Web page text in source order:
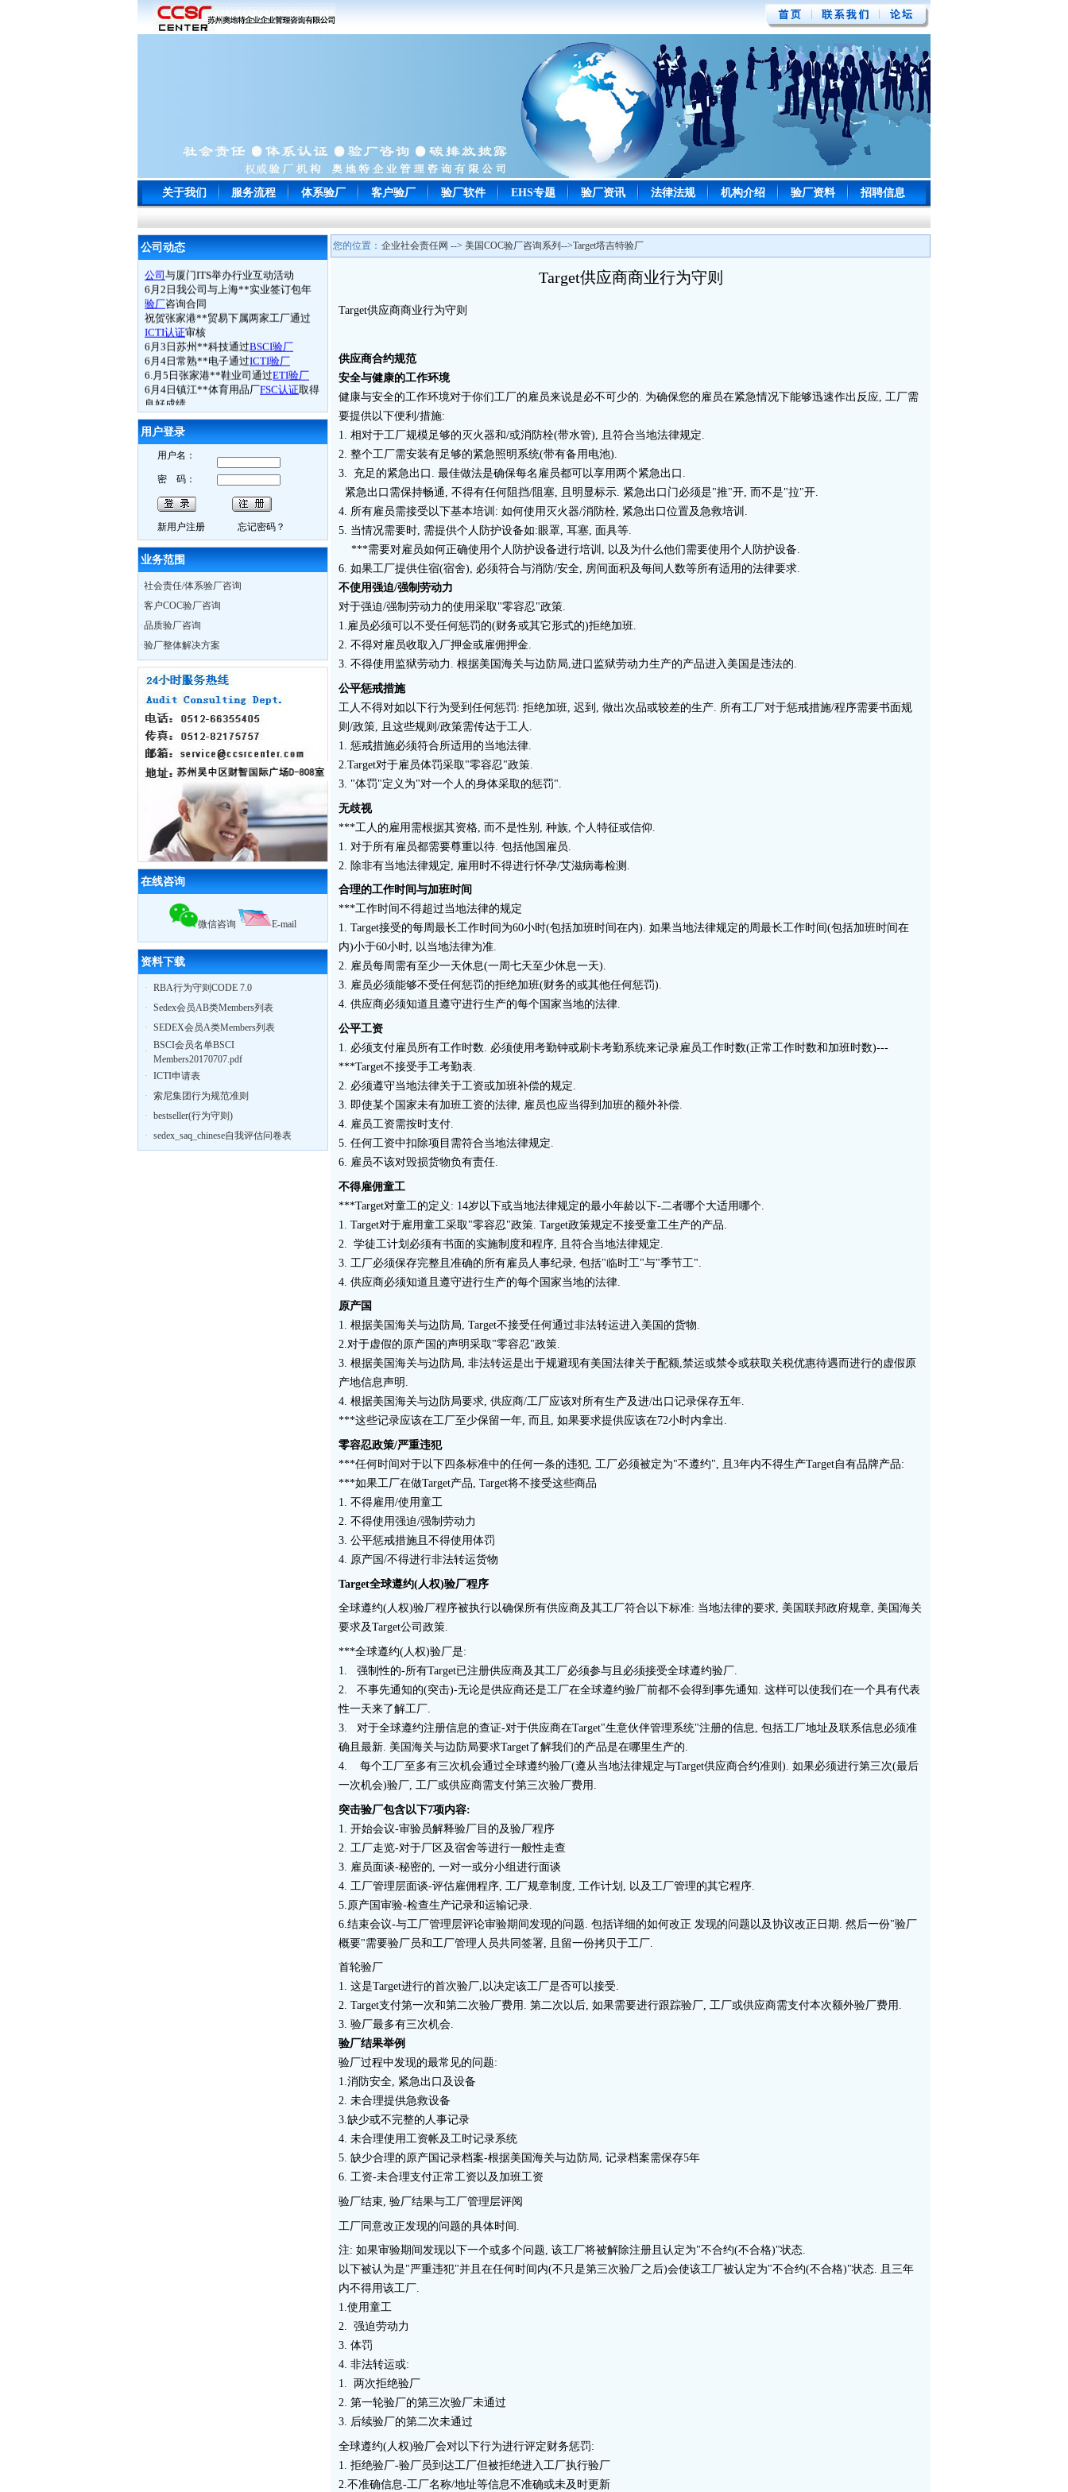
关于我们 服务流程 体系验厂 客户验厂 验厂软件 EHS专题 验厂资讯 法律法规 机构介绍 验厂资料 招聘信息
公司动态
宁波**电子以零问题的成绩一次性通
认证审核并向我司来电致谢
Target验厂
上海**贸易旗下多家LIDL工厂通过
BSCI认证
我公司南京SA8000研讨会胜利闭幕
5月20日苏州奥地特企业管理咨询有限
公司与厦门ITS举办行业互动活动
6月2日我公司与上海**实业签订包年
验厂 咨询合同
祝贺张家港**贸易下属两家工厂通过
ICTI认证审核
6月3日苏州**科技通过
6月4日常熟**电子通过ICTI验厂
6.月5日张家港**鞋业司通过ETI验厂
6月4日镇江**体育用品厂FSC认证取得
良好成绩
6月10日我公司
6月11日苏州**贸易接受我公司BSCI认
知培训
6月13日如皋**数码Best Buy验厂取得
历年来最好成绩
6月13日海门**时装C-TPAT验厂过关
6月13日南通**服饰BSCI验厂合格
6月13日如东**时装ICTI认证
6月14日通州市**袜业取得 WRAP认证
证书
热烈祝贺我公司员工Charly月15日获得
ISO外审员资格证书
6月29日我公司CSR研讨会在无锡召开
10月28日苏州XX服饰在我公司辅导下
通过 BSCI认证
优服装工厂
10月29日苏州奥地特企业管理咨询有
限公司，召开公司大会公布上半年业
绩，累计辅导企业322家，一次性通过
率95%
12月18日，苏州奥地特企业对厦门27
家外贸公司开展BSCI认知培训公开课
扬州zy玩具ICTI认证取得优异成绩
2010我公司业绩大幅增长,全年累计辅
导工厂达903家！
2011年3月，帮助83家工厂通过验厂
ICTI认证5家）
2011年4月，帮助75家工厂通过
验厂
（其中EICC认证 3家,ICTI认证2家）
2011年5月，帮助79家工厂通过验厂
（其中,ICTI认证 2家,SA8000认证2家）
用户登录
用户名：
密 码：
新用户注册 忘记密码？
业务范围
·社会责任/体系验厂咨询
·客户COC验厂咨询
·品质验厂咨询
·验厂整体解决方案
在线咨询
微信咨询 E-mail
资料下载
· RBA行为守则CODE 7.0
· Sedex会员AB类Members列表
· SEDEX会员A类Members列表
·
BSCI会员名单BSCI
Members20170707.pdf
· ICTI申请表
· 索尼集团行为规范准则
· bestseller(行为守则)
· sedex_saq_chinese自我评估问卷表
您的位置： 企业社会责任网 --> 美国COC验厂咨询系列-->Target塔吉特验厂
Target供应商商业行为守则
Target供应商商业行为守则
供应商合约规范
安全与健康的工作环境
健康与安全的工作环境对于你们工厂的雇员来说是必不可少的. 为确保您的雇员在紧急情况下能够迅速作出反应, 工厂需
要提供以下便利/措施:
1. 相对于工厂规模足够的灭火器和/或消防栓(带水管), 且符合当地法律规定.
2. 整个工厂需安装有足够的紧急照明系统(带有备用电池).
3. 充足的紧急出口. 最佳做法是确保每名雇员都可以享用两个紧急出口.
紧急出口需保持畅通, 不得有任何阻挡/阻塞, 且明显标示. 紧急出口门必须是"推"开, 而不是"拉"开.
4. 所有雇员需接受以下基本培训: 如何使用灭火器/消防栓, 紧急出口位置及急救培训.
5. 当情况需要时, 需提供个人防护设备如:眼罩, 耳塞, 面具等.
***需要对雇员如何正确使用个人防护设备进行培训, 以及为什么他们需要使用个人防护设备.
6. 如果工厂提供住宿(宿舍), 必须符合与消防/安全, 房间面积及每间人数等所有适用的法律要求.
不使用强迫/强制劳动力
对于强迫/强制劳动力的使用采取"零容忍"政策.
1.雇员必须可以不受任何惩罚的(财务或其它形式的)拒绝加班.
2. 不得对雇员收取入厂押金或雇佣押金.
3. 不得使用监狱劳动力. 根据美国海关与边防局,进口监狱劳动力生产的产品进入美国是违法的.
公平惩戒措施
工人不得对如以下行为受到任何惩罚: 拒绝加班, 迟到, 做出次品或较差的生产. 所有工厂对于惩戒措施/程序需要书面规
则/政策, 且这些规则/政策需传达于工人.
1. 惩戒措施必须符合所适用的当地法律.
2.Target对于雇员体罚采取"零容忍"政策.
3. "体罚"定义为"对一个人的身体采取的惩罚".
无歧视
***工人的雇用需根据其资格, 而不是性别, 种族, 个人特征或信仰.
1. 对于所有雇员都需要尊重以待. 包括他国雇员.
2. 除非有当地法律规定, 雇用时不得进行怀孕/艾滋病毒检测.
合理的工作时间与加班时间
***工作时间不得超过当地法律的规定
1. Target接受的每周最长工作时间为60小时(包括加班时间在内). 如果当地法律规定的周最长工作时间(包括加班时间在
内)小于60小时, 以当地法律为准.
2. 雇员每周需有至少一天休息(一周七天至少休息一天).
3. 雇员必须能够不受任何惩罚的拒绝加班(财务的或其他任何惩罚).
4. 供应商必须知道且遵守进行生产的每个国家当地的法律.
公平工资
1. 必须支付雇员所有工作时数. 必须使用考勤钟或刷卡考勤系统来记录雇员工作时数(正常工作时数和加班时数)---
***Target不接受手工考勤表.
2. 必须遵守当地法律关于工资或加班补偿的规定.
3. 即使某个国家未有加班工资的法律, 雇员也应当得到加班的额外补偿.
4. 雇员工资需按时支付.
5. 任何工资中扣除项目需符合当地法律规定.
6. 雇员不该对毁损货物负有责任.
不得雇佣童工
***Target对童工的定义: 14岁以下或当地法律规定的最小年龄以下-二者哪个大适用哪个.
1. Target对于雇用童工采取"零容忍"政策. Target政策规定不接受童工生产的产品.
2. 学徒工计划必须有书面的实施制度和程序, 且符合当地法律规定.
3. 工厂必须保存完整且准确的所有雇员人事纪录, 包括"临时工"与"季节工".
4. 供应商必须知道且遵守进行生产的每个国家当地的法律.
原产国
1. 根据美国海关与边防局, Target不接受任何通过非法转运进入美国的货物.
2.对于虚假的原产国的声明采取"零容忍"政策.
3. 根据美国海关与边防局, 非法转运是出于规避现有美国法律关于配额,禁运或禁令或获取关税优惠待遇而进行的虚假原
产地信息声明.
4. 根据美国海关与边防局要求, 供应商/工厂应该对所有生产及进/出口记录保存五年.
***这些记录应该在工厂至少保留一年, 而且, 如果要求提供应该在72小时内拿出.
零容忍政策/严重违犯
***任何时间对于以下四条标准中的任何一条的违犯, 工厂必须被定为"不遵约", 且3年内不得生产Target自有品牌产品:
***如果工厂在做Target产品, Target将不接受这些商品
1. 不得雇用/使用童工
2. 不得使用强迫/强制劳动力
3. 公平惩戒措施且不得使用体罚
4. 原产国/不得进行非法转运货物
Target全球遵约(人权)验厂程序
全球遵约(人权)验厂程序被执行以确保所有供应商及其工厂符合以下标准: 当地法律的要求, 美国联邦政府规章, 美国海关
要求及Target公司政策.
***全球遵约(人权)验厂是:
1. 强制性的-所有Target已注册供应商及其工厂必须参与且必须接受全球遵约验厂.
2. 不事先通知的(突击)-无论是供应商还是工厂在全球遵约验厂前都不会得到事先通知. 这样可以使我们在一个具有代表
性一天来了解工厂.
3. 对于全球遵约注册信息的查证-对于供应商在Target"生意伙伴管理系统"注册的信息, 包括工厂地址及联系信息必须准
确且最新. 美国海关与边防局要求Target了解我们的产品是在哪里生产的.
4. 每个工厂至多有三次机会通过全球遵约验厂(遵从当地法律规定与Target供应商合约准则). 如果必须进行第三次(最后
一次机会)验厂, 工厂或供应商需支付第三次验厂费用.
突击验厂包含以下7项内容:
1. 开始会议-审验员解释验厂目的及验厂程序
2. 工厂走览-对于厂区及宿舍等进行一般性走查
3. 雇员面谈-秘密的, 一对一或分小组进行面谈
4. 工厂管理层面谈-评估雇佣程序, 工厂规章制度, 工作计划, 以及工厂管理的其它程序.
5.原产国审验-检查生产记录和运输记录.
6.结束会议-与工厂管理层评论审验期间发现的问题. 包括详细的如何改正 发现的问题以及协议改正日期. 然后一份"验厂
概要"需要验厂员和工厂管理人员共同签署, 且留一份拷贝于工厂.
首轮验厂
1. 这是Target进行的首次验厂,以决定该工厂是否可以接受.
2. Target支付第一次和第二次验厂费用. 第二次以后, 如果需要进行跟踪验厂, 工厂或供应商需支付本次额外验厂费用.
3. 验厂最多有三次机会.
验厂结果举例
验厂过程中发现的最常见的问题:
1.消防安全, 紧急出口及设备
2. 未合理提供急救设备
3.缺少或不完整的人事记录
4. 未合理使用工资帐及工时记录系统
5. 缺少合理的原产国记录档案-根据美国海关与边防局, 记录档案需保存5年
6. 工资-未合理支付正常工资以及加班工资
验厂结束, 验厂结果与工厂管理层评阅
工厂同意改正发现的问题的具体时间.
注: 如果审验期间发现以下一个或多个问题, 该工厂将被解除注册且认定为"不合约(不合格)"状态.
以下被认为是"严重违犯"并且在任何时间内(不只是第三次验厂之后)会使该工厂被认定为"不合约(不合格)"状态. 且三年
内不得用该工厂.
1.使用童工
2. 强迫劳动力
3. 体罚
4. 非法转运或:
1. 两次拒绝验厂
2. 第一轮验厂的第三次验厂未通过
3. 后续验厂的第二次未通过
全球遵约(人权)验厂会对以下行为进行评定财务惩罚:
1. 拒绝验厂-验厂员到达工厂但被拒绝进入工厂执行验厂
2.不准确信息-工厂名称/地址等信息不准确或未及时更新